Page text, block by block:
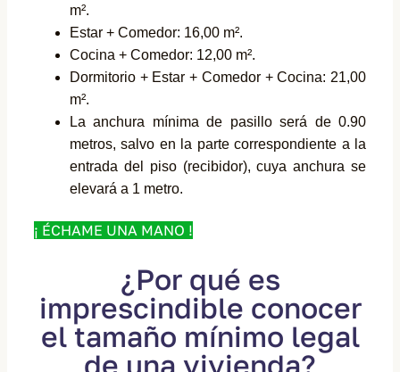
m².
Estar + Comedor: 16,00 m².
Cocina + Comedor: 12,00 m².
Dormitorio + Estar + Comedor + Cocina: 21,00
m².
La anchura mínima de pasillo será de 0.90
metros, salvo en la parte correspondiente a la
entrada del piso (recibidor), cuya anchura se
elevará a 1 metro.
¡ ÉCHAME UNA MANO !
¿Por qué es
imprescindible conocer
el tamaño mínimo legal
de una vivienda?